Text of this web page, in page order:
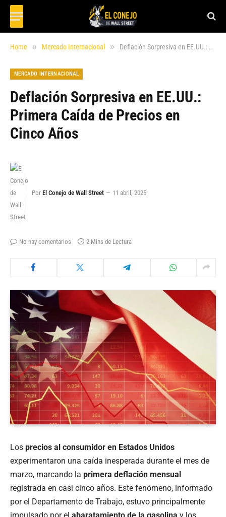
Home » Mercado Internacional » Deflación Sorpresiva en EE.UU.: Primera Caída de Precios en Cinco Años
MERCADO INTERNACIONAL
Deflación Sorpresiva en EE.UU.:
Primera Caída de Precios en
Cinco Años
Por El Conejo de Wall Street 11 abril, 2025
No hay comentarios 2 Mins de Lectura
Los precios al consumidor en Estados Unidos
experimentaron una caída inesperada durante el mes de
marzo, marcando la primera deflación mensual
registrada en casi cinco años. Este fenómeno, informado
por el Departamento de Trabajo, estuvo principalmente